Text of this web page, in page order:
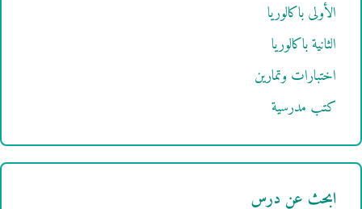
الأولى باكالوريا
الثانية باكالوريا
اختبارات وتمارين
كتب مدرسية
ابحث عن درس